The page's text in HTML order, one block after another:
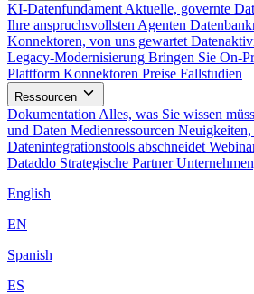
KI-Datenfundament Aktuelle, governte
Ihre anspruchsvollsten Agenten
Konnektoren, von uns gewartet
Legacy-Modernisierung Bringen Sie On-
Plattform Konnektoren Preise Fallstudien
Ressourcen
Dokumentation Alles, was Sie wissen
und Daten Medienressourcen Neuigkeiten,
Datenintegrationstools abschneidet
Dataddo Strategische Partner
English
EN
Spanish
ES